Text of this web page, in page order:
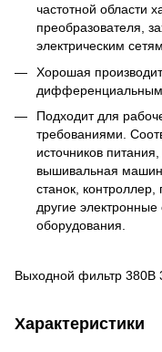
частотной области
преобразователя,
электрическим
Хорошая
Подходит для
требованиями.
источников
вышивальная
станок,
другие
оборудования.
Выходной фильтр 380В
Характеристики